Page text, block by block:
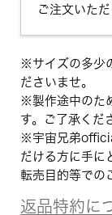
ご注文いた
※サイズの多少
ださいませ。
※製作途中のた
す。ご了承くだ
※宇宙兄弟
だける方に手に
転売目的等での
返品特約に